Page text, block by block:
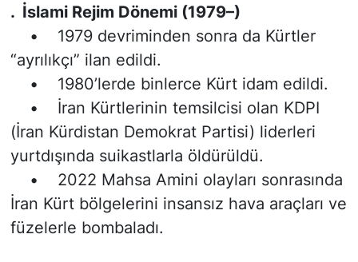
. İslami Rejim Dönemi (1979–)
• 1979 devriminden sonra da Kürtler
“ayrılıkçı” ilan edildi.
• 1980’lerde binlerce Kürt idam edildi.
• İran Kürtlerinin temsilcisi olan KDPI
(İran Kürdistan Demokrat Partisi) liderleri
yurtdışında suikastlarla öldürüldü.
• 2022 Mahsa Amini olayları sonrasında
İran Kürt bölgelerini insansız hava araçları ve
füzelerle bombaladı.